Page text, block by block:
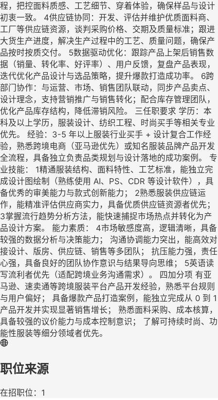
程，把控面料质感、工艺细节、穿着体验，确保样品与设计
初衷一致。 4供应链协同：开发、评估并维护优质面料商、
工厂等供应链资源，谈判采购价格、交期及质量标准；跟进
大货生产进度，解决生产过程中的工艺、质量问题，确保产
品按时按质交付。 5数据驱动优化：跟踪产品上架后销售数
据（销量、转化率、好评率）、用户反馈，复盘产品表现，
迭代优化产品设计与选品策略，提升爆款打造成功率。 6跨
部门协作：与运营、市场、销售团队联动，同步产品卖点、
设计理念，支持营销推广与销售转化；配合库存管理团队，
优化产品库存结构，降低滞销风险。 三任职要求 学历：本
科及以上学历，服装设计、纺织工程、时尚买手等相关专业
优先。 经验：3-5 年以上服装行业买手 + 设计复合工作经
验，熟悉跨境电商（亚马逊优先）或知名服装品牌产品开发
全流程，具备独立负责品类规划与设计落地的成功案例。 专
业技能： 1精通服装结构、面料特性、工艺标准，能独立完
成设计图绘制（熟练使用 AI、PS、CDR 等设计软件），具
备优秀的审美能力与款式创新能力； 2熟悉服装供应链运
作，能精准评估供应商实力，具备优质供应链资源者优先；
3掌握流行趋势分析方法，能快速捕捉市场热点并转化为产
品设计方案。 能力素质： 4市场敏感度高，逻辑清晰，具备
较强的数据分析与决策能力； 沟通协调能力突出，能高效对
接设计、版房、供应链、销售等多团队； 抗压能力强，责任
心强，具备良好的团队协作意识与结果导向思维； 5英语读
写流利者优先（适配跨境业务沟通需求）。 四加分项 有亚
马逊、速卖通等跨境服装平台产品开发经验，熟悉平台规则
与用户偏好； 具备爆款产品打造案例，能独立完成从 0 到 1
产品开发并实现显著销售增长； 熟悉面料采购、成本核算，
具备较强的议价能力与成本控制意识； 了解可持续时尚、功
能性服装等细分领域者优先。
职位来源
在招职位：1